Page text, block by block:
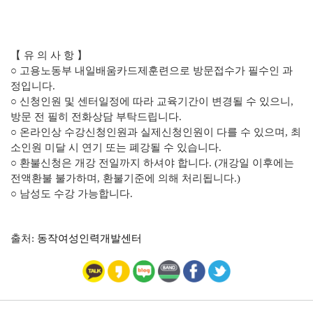
【 유 의 사 항 】
○ 고용노동부 내일배움카드제훈련으로 방문접수가 필수인 과
정입니다.
○ 신청인원 및 센터일정에 따라 교육기간이 변경될 수 있으니,
방문 전 필히 전화상담 부탁드립니다.
○ 온라인상 수강신청인원과 실제신청인원이 다를 수 있으며, 최
소인원 미달 시 연기 또는 폐강될 수 있습니다.
○ 환불신청은 개강 전일까지 하셔야 합니다. (개강일 이후에는
전액환불 불가하며, 환불기준에 의해 처리됩니다.)
○ 남성도 수강 가능합니다.
출처: 동작여성인력개발센터